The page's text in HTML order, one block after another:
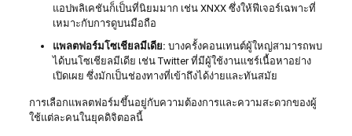
แอปพลิเคชันก็เป็นที่นิยมมาก เช่น XNXX ซึ่งให้ฟีเจอร์เฉพาะที่
เหมาะกับการดูบนมือถือ
แพลตฟอร์มโซเชียลมีเดีย: บางครั้งคอนเทนต์ผู้ใหญ่สามารถพบ
ได้บนโซเชียลมีเดีย เช่น Twitter ที่มีผู้ใช้งานแชร์เนื้อหาอย่าง
เปิดเผย ซึ่งมักเป็นช่องทางที่เข้าถึงได้ง่ายและทันสมัย
การเลือกแพลตฟอร์มขึ้นอยู่กับความต้องการและความสะดวกของผู้
ใช้แต่ละคนในยุคดิจิตอลนี้